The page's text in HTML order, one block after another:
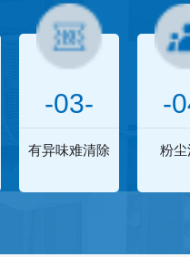
-03-
有异味难清除
-
粉尘